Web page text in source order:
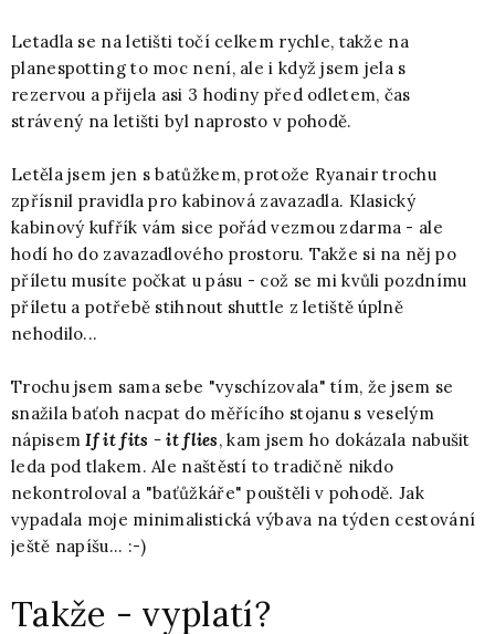
Letadla se na letišti točí celkem rychle, takže na
planespotting to moc není, ale i když jsem jela s
rezervou a přijela asi 3 hodiny před odletem, čas
strávený na letišti byl naprosto v pohodě.
Letěla jsem jen s batůžkem, protože Ryanair trochu
zpřísnil pravidla pro kabinová zavazadla. Klasický
kabinový kufřík vám sice pořád vezmou zdarma - ale
hodí ho do zavazadlového prostoru. Takže si na něj po
příletu musíte počkat u pásu - což se mi kvůli pozdnímu
příletu a potřebě stihnout shuttle z letiště úplně
nehodilo...
Trochu jsem sama sebe "vyschízovala" tím, že jsem se
snažila baťoh nacpat do měřícího stojanu s veselým
nápisem If it fits - it flies, kam jsem ho dokázala nabušit
leda pod tlakem. Ale naštěstí to tradičně nikdo
nekontroloval a "baťůžkáře" pouštěli v pohodě. Jak
vypadala moje minimalistická výbava na týden cestování
ještě napíšu... :-)
Takže - vyplatí?